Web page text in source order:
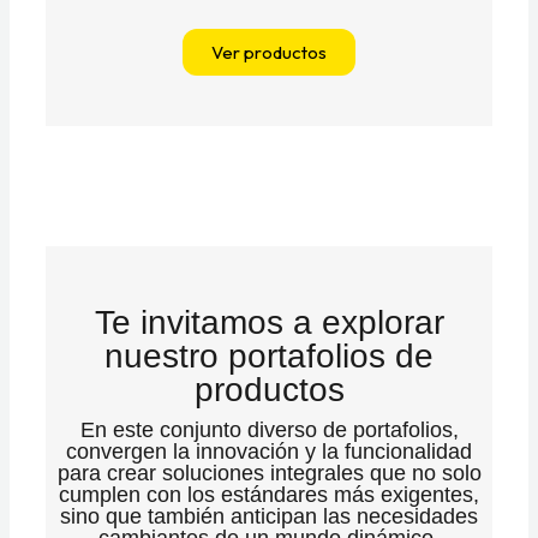
Ver productos
Te invitamos a explorar
nuestro portafolios de
productos
En este conjunto diverso de portafolios,
convergen la innovación y la funcionalidad
para crear soluciones integrales que no solo
cumplen con los estándares más exigentes,
sino que también anticipan las necesidades